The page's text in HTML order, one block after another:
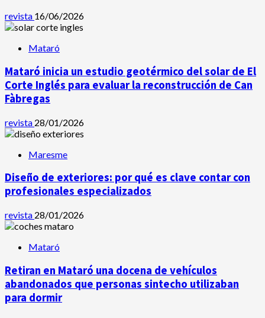
revista 16/06/2026
Mataró
Mataró inicia un estudio geotérmico del solar de El
Corte Inglés para evaluar la reconstrucción de Can
Fàbregas
revista 28/01/2026
Maresme
Diseño de exteriores: por qué es clave contar con
profesionales especializados
revista 28/01/2026
Mataró
Retiran en Mataró una docena de vehículos
abandonados que personas sintecho utilizaban
para dormir